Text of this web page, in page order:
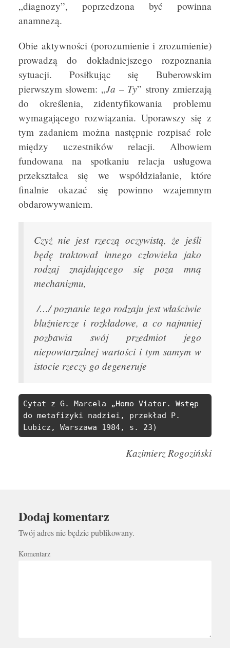
„diagnozy”, poprzedzona być powinna
anamnezą.
Obie aktywności (porozumienie i zrozumienie)
prowadzą do dokładniejszego rozpoznania
sytuacji. Posiłkując się Buberowskim
pierwszym słowem: „Ja – Ty” strony zmierzają
do określenia, zidentyfikowania problemu
wymagającego rozwiązania. Uporawszy się z
tym zadaniem można następnie rozpisać role
między uczestników relacji. Albowiem
fundowana na spotkaniu relacja usługowa
przekształca się we współdziałanie, które
finalnie okazać się powinno wzajemnym
obdarowywaniem.
Czyż nie jest rzeczą oczywistą, że jeśli
będę traktował innego człowieka jako
rodzaj znajdującego się poza mną
mechanizmu,
/…/ poznanie tego rodzaju jest właściwie
bluźniercze i rozkładowe, a co najmniej
pozbawia swój przedmiot jego
niepowtarzalnej wartości i tym samym w
istocie rzeczy go degeneruje
Cytat z G. Marcela „Homo Viator. Wstęp
do metafizyki nadziei, przekład P.
Lubicz, Warszawa 1984, s. 23)
Kazimierz Rogoziński
Dodaj komentarz
Twój adres nie będzie publikowany.
Komentarz